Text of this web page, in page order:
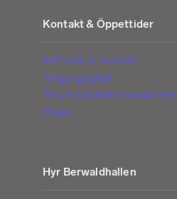
Kontakt & Öppettider
Hitta hit & kontakt
Tillgänglighet
Tillgänglighetsredogörelse
Press
Hyr Berwaldhallen